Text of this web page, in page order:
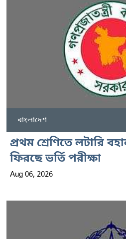
বাংলাদেশ
প্রথম শ্রেণিতে লটারি
ফিরছে ভর্তি পরীক্ষা
Aug 06, 2026